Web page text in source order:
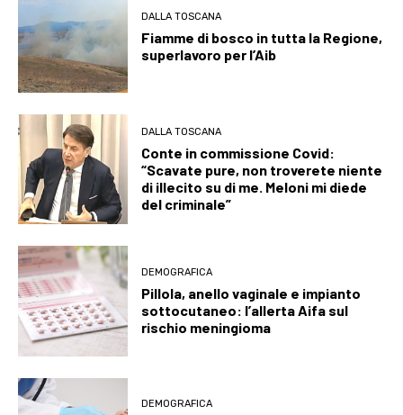
DALLA TOSCANA
Fiamme di bosco in tutta la Regione,
superlavoro per l’Aib
DALLA TOSCANA
Conte in commissione Covid:
“Scavate pure, non troverete niente
di illecito su di me. Meloni mi diede
del criminale”
DEMOGRAFICA
Pillola, anello vaginale e impianto
sottocutaneo: l’allerta Aifa sul
rischio meningioma
DEMOGRAFICA